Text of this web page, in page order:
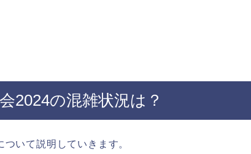
2024の混雑状況は？
いて説明していきます。